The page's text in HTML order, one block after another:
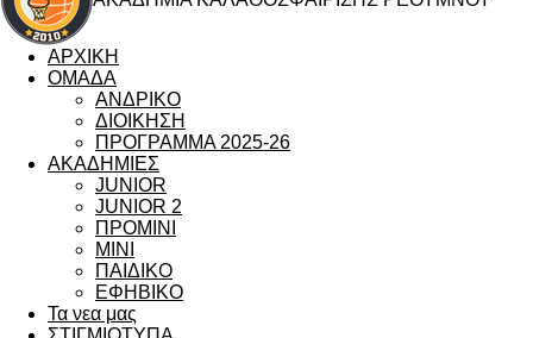
ΑΡΧΙΚΗ
ΟΜΑΔΑ
ΑΝΔΡΙΚΟ
ΔΙΟΙΚΗΣΗ
ΠΡΟΓΡΑΜΜΑ 2025-26
ΑΚΑΔΗΜΙΕΣ
JUNIOR
JUNIOR 2
ΠΡΟΜΙΝΙ
MINI
ΠΑΙΔΙΚΟ
ΕΦΗΒΙΚΟ
Τα νεα μας